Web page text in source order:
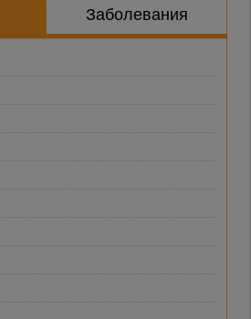
Заболевания